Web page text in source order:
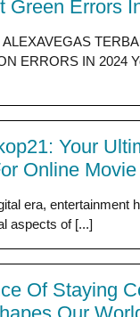
Green Errors
ERRORS IN 2024
Your
Online
era, entertainment
aspects of [...]
Of Staying